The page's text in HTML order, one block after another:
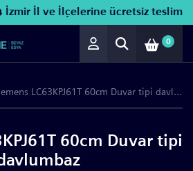
İzmir İl ve İlçelerine ücretsiz teslimat!
0
Siemens LC63KPJ61T 60cm Duvar tipi davlumbaz
60cm Duvar tipi